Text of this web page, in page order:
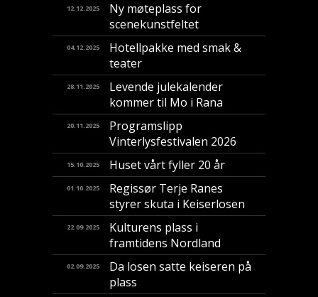
12.12.2025
Ny møteplass for
scenekunstfeltet
04.12.2025
Hotellpakke med smak &
teater
28.11.2025
Levende julekalender
kommer til Mo i Rana
20.11.2025
Programslipp
Vinterlysfestivalen 2026
15.10.2025 Huset vårt fyller 20 år
01.10.2025
Regissør Terje Ranes
styrer skuta i Keiserlosen
22.09.2025
Kulturens plass i
framtidens Nordland
02.09.2025
Da losen satte keiseren på
plass